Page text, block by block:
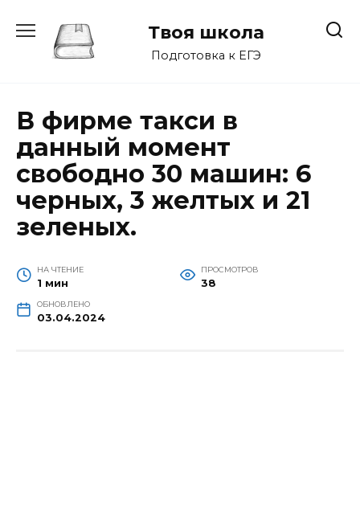
содержанию
Твоя школа
Подготовка к ЕГЭ
В фирме такси в
данный момент
свободно 30 машин: 6
черных, 3 желтых и 21
зеленых.
НА ЧТЕНИЕ
1 мин
ПРОСМОТРОВ
38
ОБНОВЛЕНО
03.04.2024